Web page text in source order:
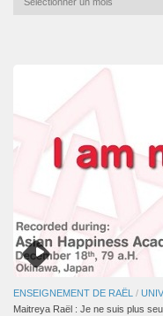
ENSEIGNEMENT DE RAËL /
Maitreya Raël : Je ne suis plus